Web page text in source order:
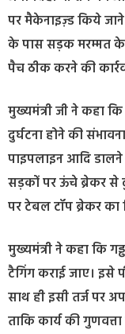
पर मैकेनाइज़्ड किये जाने
के पास सड़क मरम्मत के
पैच ठीक करने की
मुख्यमंत्री जी ने कहा
दुर्घटना होने की
पाइपलाइन आदि
सड़कों पर ऊंचे ब्रेकर से
पर टेबल टॉप ब्रेकर का
मुख्यमंत्री ने कहा कि
टैगिंग कराई जाए। इसे
साथ ही इसी तर्ज पर
ताकि कार्य की